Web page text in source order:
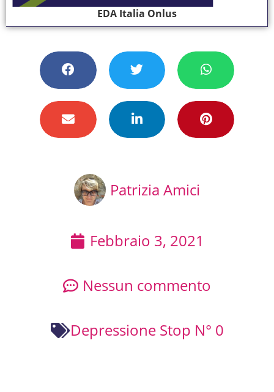
EDA Italia Onlus
Patrizia Amici
Febbraio 3, 2021
Nessun commento
Depressione Stop N° 0